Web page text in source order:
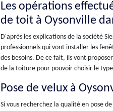
Les opérations
de toit à Oysonville
D'après les explications de la société
professionnels qui vont installer les
des besoins. De ce fait, ils vont
de la toiture pour pouvoir choisir le
Pose de velux à
Si vous recherchez la qualité en pose